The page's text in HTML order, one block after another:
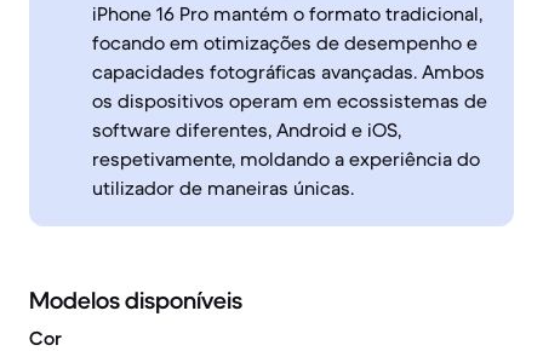
iPhone 16 Pro mantém o formato tradicional,
focando em otimizações de desempenho e
capacidades fotográficas avançadas. Ambos
os dispositivos operam em ecossistemas de
software diferentes, Android e iOS,
respetivamente, moldando a experiência do
utilizador de maneiras únicas.
Modelos disponíveis
Cor